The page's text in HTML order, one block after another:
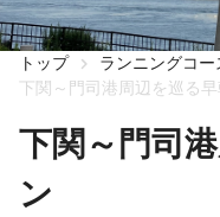
トップ ランニングコー
下関～門司港周辺を巡る
下関～門司
ン